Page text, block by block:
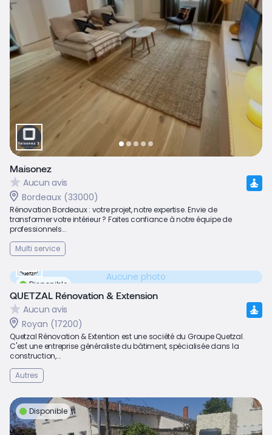
Maisonez
Aucun avis
Bordeaux (33000)
Rénovation Bordeaux : votre projet, notre expertise. Envie de
transformer votre intérieur ? Faites confiance à notre équipe de
professionnels...
Multi service
Disponible
Aucune photo
QUETZAL Rénovation & Extension
Aucun avis
Royan (17200)
Quetzal Rénovation & Extention est une société du Groupe Quetzal.
C'est une entreprise généraliste du bâtiment, spécialisée dans la
construction,...
Autres
Disponible